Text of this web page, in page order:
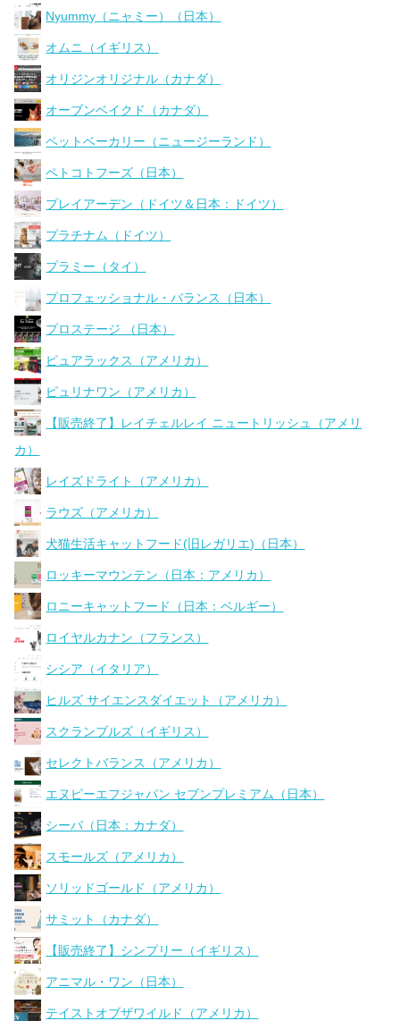
Nyummy（ニャミー）（日本）
オムニ（イギリス）
オリジンオリジナル（カナダ）
オーブンベイクド（カナダ）
ペットベーカリー（ニュージーランド）
ペトコトフーズ（日本）
プレイアーデン（ドイツ＆日本：ドイツ）
プラチナム（ドイツ）
プラミー（タイ）
プロフェッショナル・バランス（日本）
プロステージ （日本）
ピュアラックス（アメリカ）
ピュリナワン（アメリカ）
【販売終了】レイチェルレイ ニュートリッシュ（アメリ
カ）
レイズドライト（アメリカ）
ラウズ（アメリカ）
犬猫生活キャットフード(旧レガリエ)（日本）
ロッキーマウンテン（日本：アメリカ）
ロニーキャットフード（日本：ベルギー）
ロイヤルカナン（フランス）
シシア（イタリア）
ヒルズ サイエンスダイエット（アメリカ）
スクランブルズ（イギリス）
セレクトバランス（アメリカ）
エヌピーエフジャパン セブンプレミアム（日本）
シーバ（日本：カナダ）
スモールズ（アメリカ）
ソリッドゴールド（アメリカ）
サミット（カナダ）
【販売終了】シンプリー（イギリス）
アニマル・ワン（日本）
テイストオブザワイルド（アメリカ）